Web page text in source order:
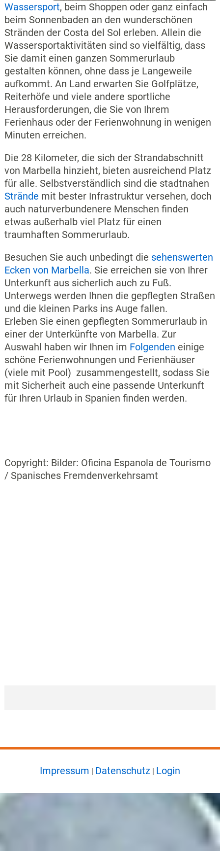
Wassersport, beim Shoppen oder ganz einfach
beim Sonnenbaden an den wunderschönen
Stränden der Costa del Sol erleben. Allein die
Wassersportaktivitäten sind so vielfältig, dass
Sie damit einen ganzen Sommerurlaub
gestalten können, ohne dass je Langeweile
aufkommt. An Land erwarten Sie Golfplätze,
Reiterhöfe und viele andere sportliche
Herausforderungen, die Sie von Ihrem
Ferienhaus oder der Ferienwohnung in wenigen
Minuten erreichen.
Die 28 Kilometer, die sich der Strandabschnitt
von Marbella hinzieht, bieten ausreichend Platz
für alle. Selbstverständlich sind die stadtnahen
Strände mit bester Infrastruktur versehen, doch
auch naturverbundenere Menschen finden
etwas außerhalb viel Platz für einen
traumhaften Sommerurlaub.
Besuchen Sie auch unbedingt die sehenswerten
Ecken von Marbella. Sie erreichen sie von Ihrer
Unterkunft aus sicherlich auch zu Fuß.
Unterwegs werden Ihnen die gepflegten Straßen
und die kleinen Parks ins Auge fallen.
Erleben Sie einen gepflegten Sommerurlaub in
einer der Unterkünfte von Marbella. Zur
Auswahl haben wir Ihnen im Folgenden einige
schöne Ferienwohnungen und Ferienhäuser
(viele mit Pool) zusammengestellt, sodass Sie
mit Sicherheit auch eine passende Unterkunft
für Ihren Urlaub in Spanien finden werden.
Copyright: Bilder: Oficina Espanola de Tourismo
/ Spanisches Fremdenverkehrsamt
Impressum | Datenschutz | Login